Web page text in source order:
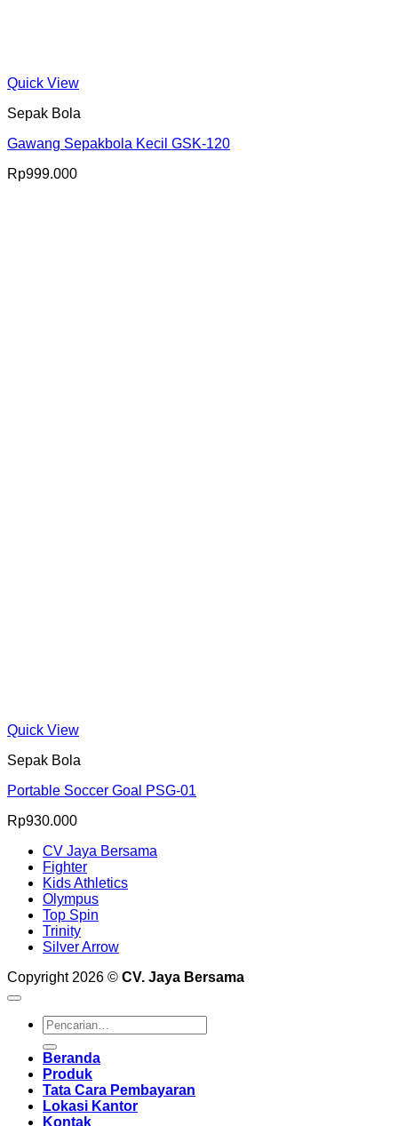
Quick View
Sepak Bola
Gawang Sepakbola Kecil GSK-120
Rp999.000
Quick View
Sepak Bola
Portable Soccer Goal PSG-01
Rp930.000
CV Jaya Bersama
Fighter
Kids Athletics
Olympus
Top Spin
Trinity
Silver Arrow
Copyright 2026 © CV. Jaya Bersama
Pencarian
untuk:
Beranda
Produk
Tata Cara Pembayaran
Lokasi Kantor
Kontak